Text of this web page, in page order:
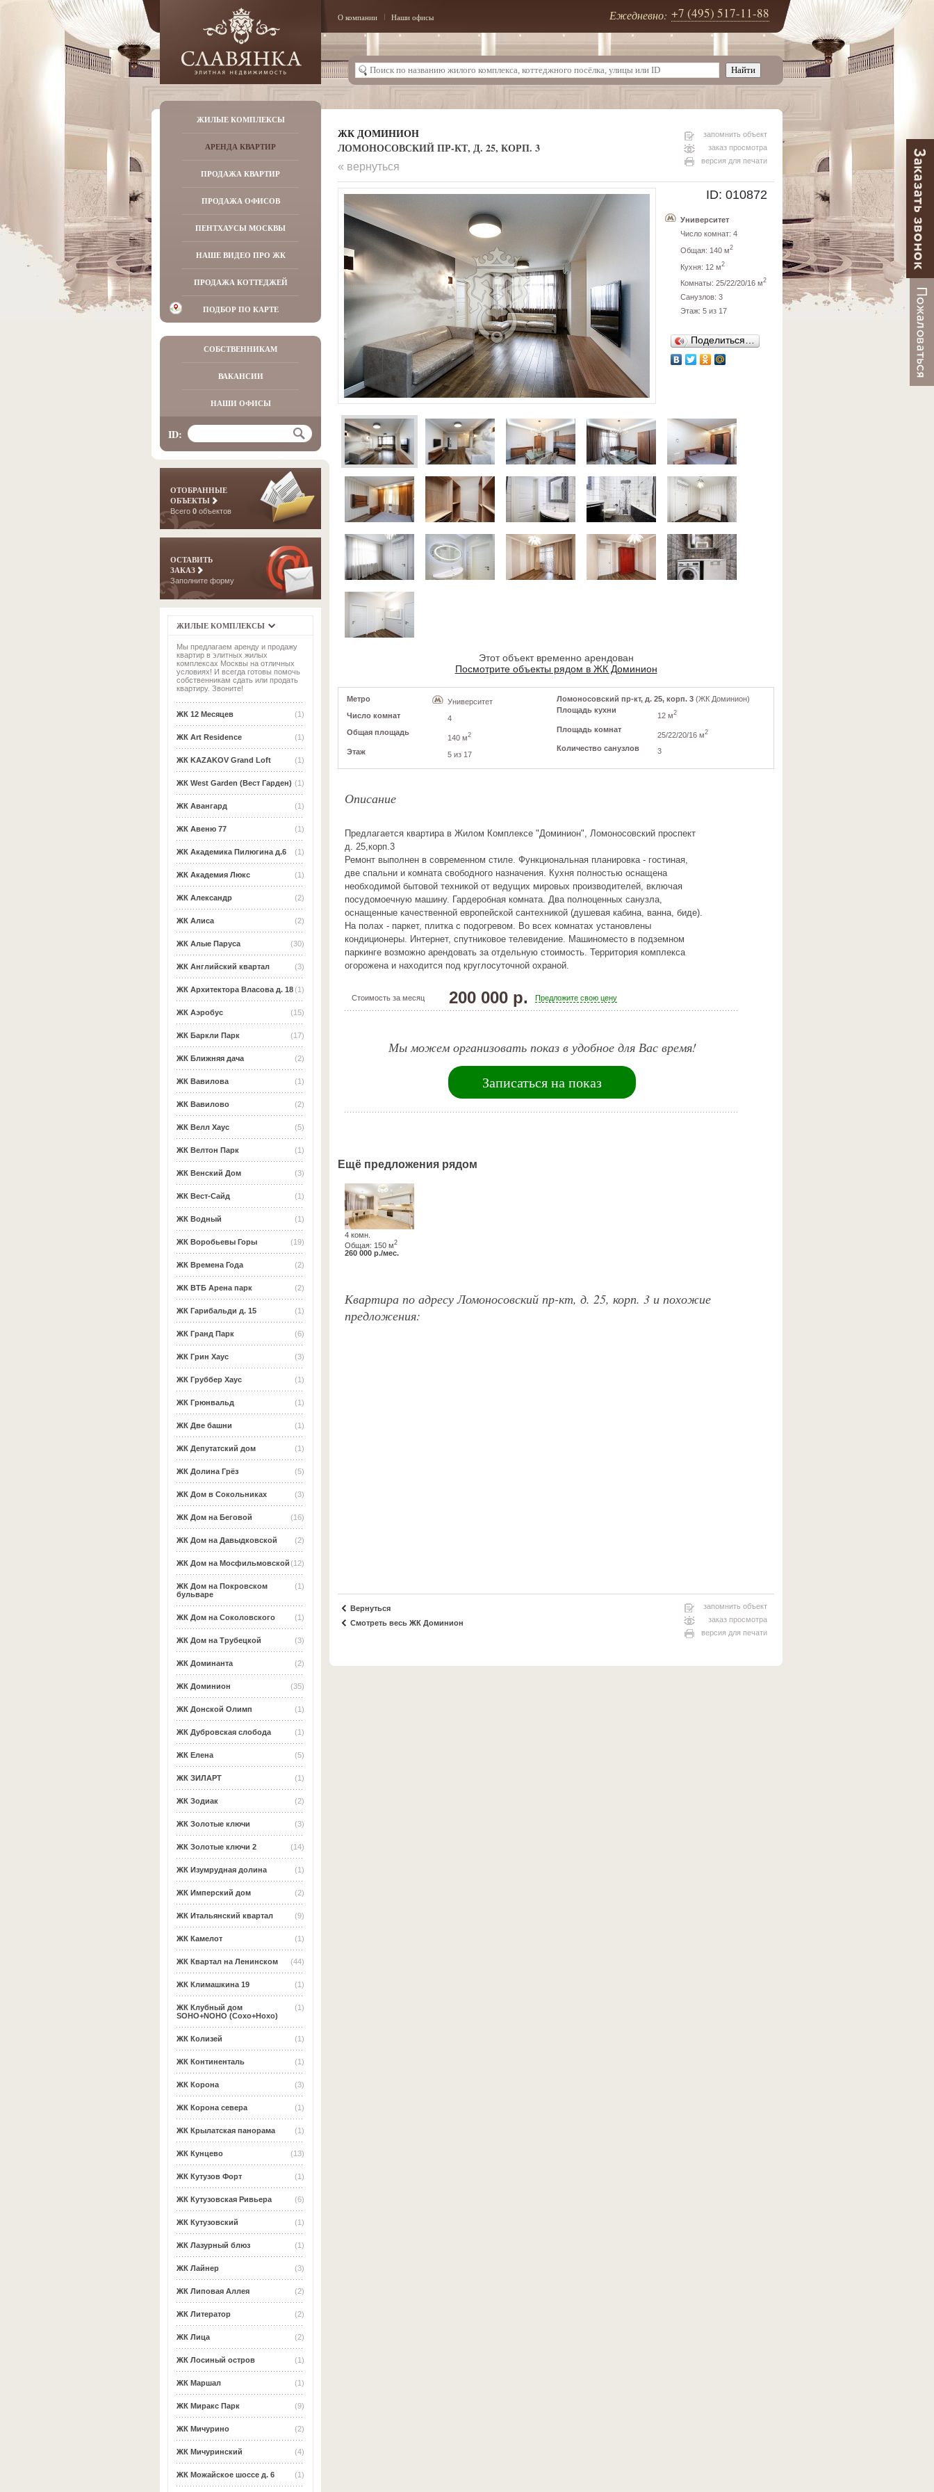
О компании Наши офисы Ежедневно: +7 (495) 517-11-88
ЖИЛЫЕ КОМПЛЕКСЫ
АРЕНДА КВАРТИР
ПРОДАЖА КВАРТИР
ПРОДАЖА ОФИСОВ
ПЕНТХАУСЫ МОСКВЫ
НАШЕ ВИДЕО ПРО ЖК
ПРОДАЖА КОТТЕДЖЕЙ
ПОДБОР ПО КАРТЕ
СОБСТВЕННИКАМ
ВАКАНСИИ
НАШИ ОФИСЫ
ID:
ОТОБРАННЫЕ
ОБЪЕКТЫ
Всего 0 объектов
ОСТАВИТЬ
ЗАКАЗ
Заполните форму
ЖИЛЫЕ КОМПЛЕКСЫ
Мы предлагаем аренду и продажу
квартир в элитных жилых
комплексах Москвы на отличных
условиях! И всегда готовы помочь
собственникам сдать или продать
квартиру. Звоните!
(1)
ЖК 12 Месяцев
(1)
ЖК Art Residence
(1)
ЖК KAZAKOV Grand Loft
(1)
ЖК West Garden (Вест Гарден)
(1)
ЖК Авангард
(1)
ЖК Авеню 77
(1)
ЖК Академика Пилюгина д.6
(1)
ЖК Академия Люкс
(2)
ЖК Александр
(2)
ЖК Алиса
(30)
ЖК Алые Паруса
(3)
ЖК Английский квартал
(1)
ЖК Архитектора Власова д. 18
(15)
ЖК Аэробус
(17)
ЖК Баркли Парк
(2)
ЖК Ближняя дача
(1)
ЖК Вавилова
(2)
ЖК Вавилово
(5)
ЖК Велл Хаус
(1)
ЖК Велтон Парк
(3)
ЖК Венский Дом
(1)
ЖК Вест-Сайд
(1)
ЖК Водный
(19)
ЖК Воробьевы Горы
(2)
ЖК Времена Года
(2)
ЖК ВТБ Арена парк
(1)
ЖК Гарибальди д. 15
(6)
ЖК Гранд Парк
(3)
ЖК Грин Хаус
(1)
ЖК Груббер Хаус
(1)
ЖК Грюнвальд
(1)
ЖК Две башни
(1)
ЖК Депутатский дом
(5)
ЖК Долина Грёз
(3)
ЖК Дом в Сокольниках
(16)
ЖК Дом на Беговой
(2)
ЖК Дом на Давыдковской
(12)
ЖК Дом на Мосфильмовской
(1)
ЖК Дом на Покровском
бульваре
(1)
ЖК Дом на Соколовского
(3)
ЖК Дом на Трубецкой
(2)
ЖК Доминанта
(35)
ЖК Доминион
(1)
ЖК Донской Олимп
(1)
ЖК Дубровская слобода
(5)
ЖК Елена
(1)
ЖК ЗИЛАРТ
(2)
ЖК Зодиак
(3)
ЖК Золотые ключи
(14)
ЖК Золотые ключи 2
(1)
ЖК Изумрудная долина
(2)
ЖК Имперский дом
(9)
ЖК Итальянский квартал
(1)
ЖК Камелот
(44)
ЖК Квартал на Ленинском
(1)
ЖК Климашкина 19
(1)
ЖК Клубный дом
SOHO+NOHO (Сохо+Нохо)
(1)
ЖК Колизей
(1)
ЖК Континенталь
(3)
ЖК Корона
(1)
ЖК Корона севера
(1)
ЖК Крылатская панорама
(13)
ЖК Кунцево
(1)
ЖК Кутузов Форт
(6)
ЖК Кутузовская Ривьера
(1)
ЖК Кутузовский
(1)
ЖК Лазурный блюз
(3)
ЖК Лайнер
(2)
ЖК Липовая Аллея
(2)
ЖК Литератор
(2)
ЖК Лица
(1)
ЖК Лосиный остров
(1)
ЖК Маршал
(9)
ЖК Миракс Парк
(2)
ЖК Мичурино
(4)
ЖК Мичуринский
(1)
ЖК Можайское шоссе д. 6
ЖК ДОМИНИОН
ЛОМОНОСОВСКИЙ ПР-КТ, Д. 25, КОРП. 3
запомнить объект
заказ просмотра
версия для печати
« вернуться
ID: 010872
Университет
Число комнат: 4
Общая: 140 м2
Кухня: 12 м2
Комнаты: 25/22/20/16 м2
Санузлов: 3
Этаж: 5 из 17
Поделиться…
Этот объект временно арендован
Посмотрите объекты рядом в ЖК Доминион
Метро
Университет
Число комнат
4
Общая площадь
140 м2
Этаж 5 из 17
Ломоносовский пр-кт, д. 25, корп. 3 (ЖК Доминион)
Площадь кухни
12 м2
Площадь комнат
25/22/20/16 м2
Количество санузлов 3
Описание
Предлагается квартира в Жилом Комплексе "Доминион", Ломоносовский проспект
д. 25,корп.3
Ремонт выполнен в современном стиле. Функциональная планировка - гостиная,
две спальни и комната свободного назначения. Кухня полностью оснащена
необходимой бытовой техникой от ведущих мировых производителей, включая
посудомоечную машину. Гардеробная комната. Два полноценных санузла,
оснащенные качественной европейской сантехникой (душевая кабина, ванна, биде).
На полах - паркет, плитка с подогревом. Во всех комнатах установлены
кондиционеры. Интернет, спутниковое телевидение. Машиноместо в подземном
паркинге возможно арендовать за отдельную стоимость. Территория комплекса
огорожена и находится под круглосуточной охраной.
Стоимость за месяц 200 000 р. Предложите свою цену
Мы можем организовать показ в удобное для Вас время!
Записаться на показ
Ещё предложения рядом
4 комн.
Общая: 150 м2
260 000 р./мес.
Квартира по адресу Ломоносовский пр-кт, д. 25, корп. 3 и похожие
предложения:
Вернуться
Смотреть весь ЖК Доминион
запомнить объект
заказ просмотра
версия для печати